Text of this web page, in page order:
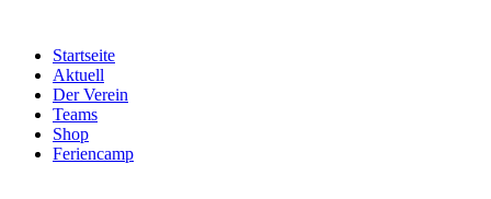
Startseite
Aktuell
Der Verein
Teams
Shop
Feriencamp